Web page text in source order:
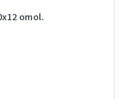
omol.